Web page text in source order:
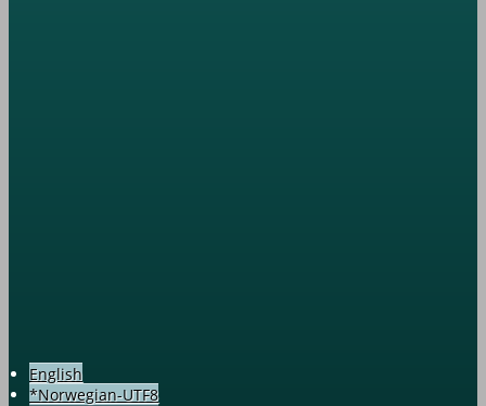
English
*Norwegian-UTF8